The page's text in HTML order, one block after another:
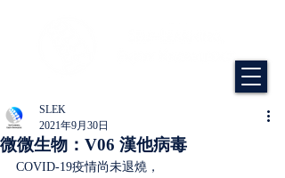
微微生物：V06 漢他病毒
SLEK
2021年9月30日
COVID-19疫情尚未退燒，